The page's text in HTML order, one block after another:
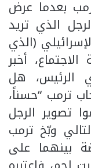
بعدما عرض
الذي تريد
(الذي
أخبر
الرئيس، هل
ترمب “حسناً،
تصوير الرجل
وبّخ ترمب
بينهما على